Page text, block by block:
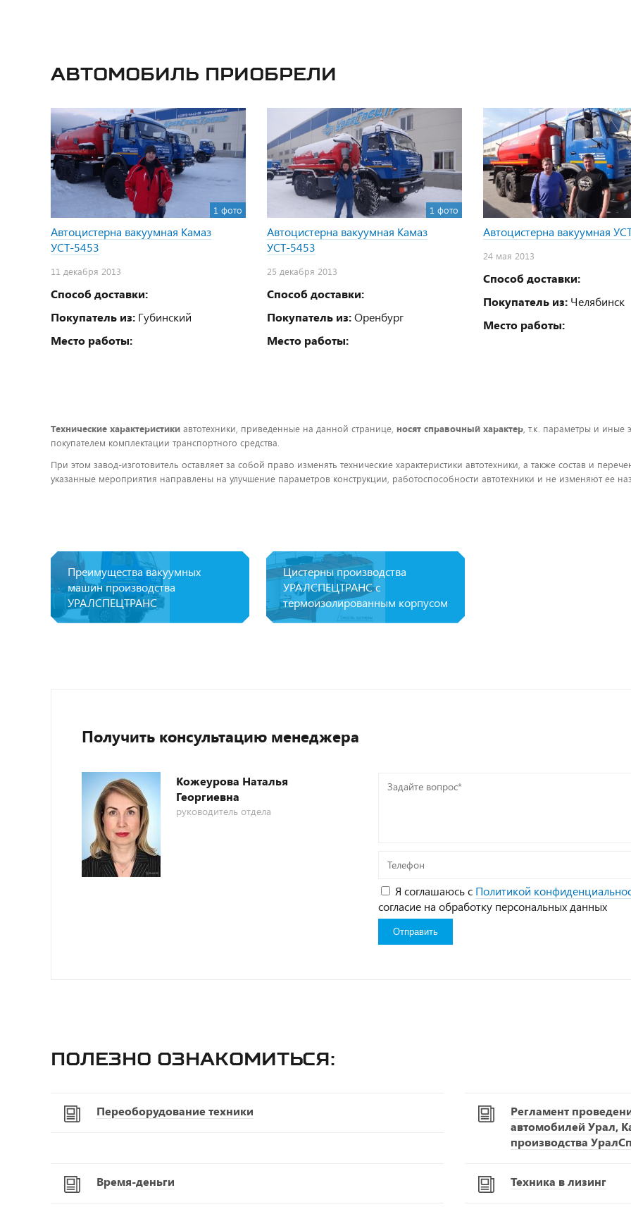
Автомобиль приобрели
1 фото
Автоцистерна вакуумная Камаз
УСТ-5453
11 декабря 2013
Способ доставки:
Покупатель из: Губинский
Место работы:
1 фото
Автоцистерна вакуумная Камаз
УСТ-5453
25 декабря 2013
Способ доставки:
Покупатель из:Оренбург
Место работы:
Автоцистерна вакуумная
24 мая 2013
Способ доставки:
Покупатель из: Челябинск
Место работы:
Технические характеристики автотехники, приведенные на данной странице, носят справочный характер, т.к. параметры и иные
покупателем комплектации транспортного средства.
При этом завод-изготовитель оставляет за собой право изменять технические характеристики автотехники, а также состав и
указанные мероприятия направлены на улучшение параметров конструкции, работоспособности автотехники и не изменяют ее
Преимущества вакуумных
машин производства
УРАЛСПЕЦТРАНС
Цистерны производства
УРАЛСПЕЦТРАНС с
термоизолированным корпусом
Получить консультацию менеджера
Кожеурова Наталья
Георгиевна
руководитель отдела
Задайте
Телефон
Я соглашаюсь с Политикой
согласие на обработку персональных данных
Полезно ознакомиться:
Переоборудование техники
Регламент
автомобилей Урал,
производства
Время-деньги Техника в лизинг